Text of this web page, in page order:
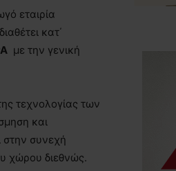
εταιρία
κατ΄
με την γενική
τεχνολογίας των
και
στην συνεχή
χώρου διεθνώς.